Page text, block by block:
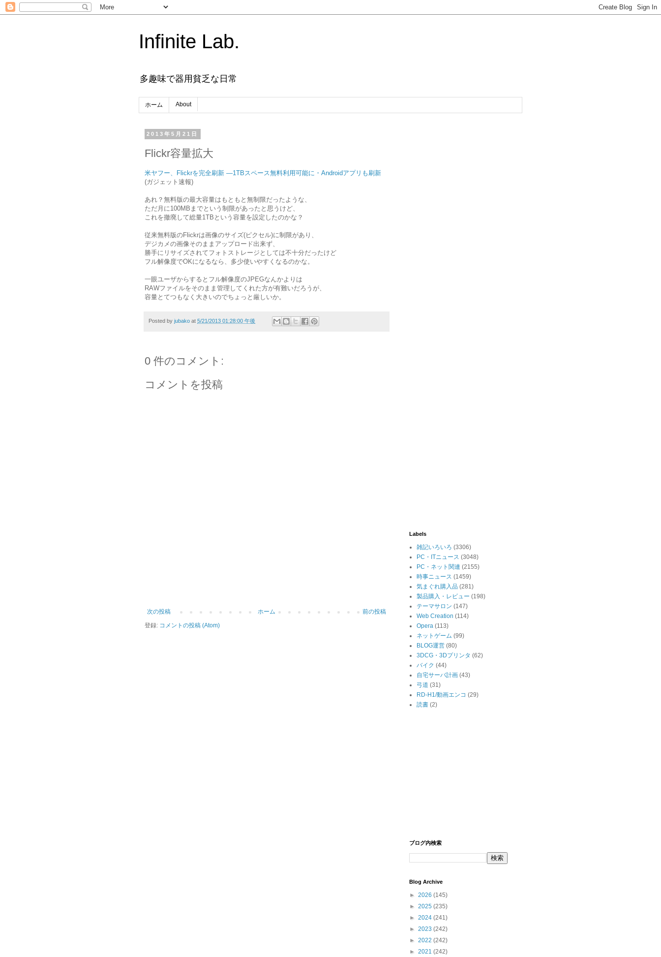
Infinite Lab.
多趣味で器用貧乏な日常
ホーム About
2013年5月21日
Flickr容量拡大
米ヤフー、Flickrを完全刷新 ―1TBスペース無料利用可能に・Androidアプリも刷新
(ガジェット速報)
あれ？無料版の最大容量はもともと無制限だったような、
ただ月に100MBまでという制限があったと思うけど、
これを撤廃して総量1TBという容量を設定したのかな？
従来無料版のFlickrは画像のサイズ(ピクセル)に制限があり、
デジカメの画像そのままアップロード出来ず、
勝手にリサイズされてフォトストレージとしては不十分だったけど
フル解像度でOKになるなら、多少使いやすくなるのかな。
一眼ユーザからするとフル解像度のJPEGなんかよりは
RAWファイルをそのまま管理してくれた方が有難いだろうが、
容量とてつもなく大きいのでちょっと厳しいか。
Posted by jubako at 5/21/2013 01:28:00 午後
0 件のコメント:
コメントを投稿
次の投稿 前の投稿
ホーム
登録: コメントの投稿 (Atom)
Labels
雑記いろいろ (3306)
PC・ITニュース (3048)
PC・ネット関連 (2155)
時事ニュース (1459)
気まぐれ購入品 (281)
製品購入・レビュー (198)
テーマサロン (147)
Web Creation (114)
Opera (113)
ネットゲーム (99)
BLOG運営 (80)
3DCG・3Dプリンタ (62)
バイク (44)
自宅サーバ計画 (43)
弓道 (31)
RD-H1/動画エンコ (29)
読書 (2)
ブログ内検索
Blog Archive
► 2026 (145)
► 2025 (235)
► 2024 (241)
► 2023 (242)
► 2022 (242)
► 2021 (242)